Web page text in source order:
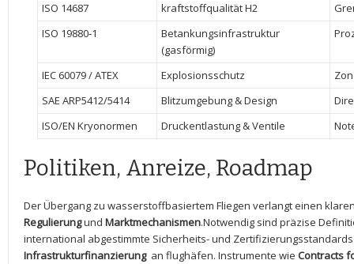
ISO 14687
kraftstoffqualität H2
ISO 19880‑1
Betankungsinfrastruktur
(gasförmig)
IEC 60079 / ATEX Explosionsschutz
SAE ARP5412/5414
Blitzumgebung & Design
ISO/EN ⁢Kryonormen
Druckentlastung & Ventile
Politiken, Anreize, Roadmap
Der Übergang zu wasserstoffbasiertem Fliegen verlangt einen
Regulierungund Marktmechanismen.Notwendig ‌sind präzise
international ‍abgestimmte Sicherheits- und Zertifizierungsstandards
Infrastrukturfinanzierung⁣ an flughäfen.⁢ Instrumente wie⁤ Contracts